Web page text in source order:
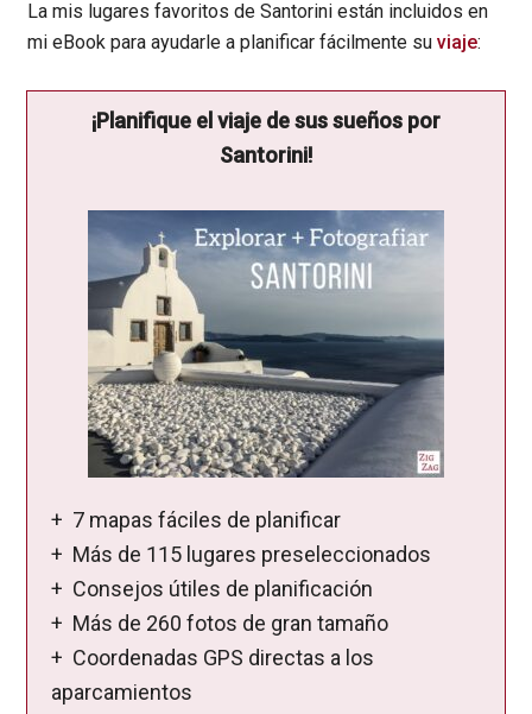
La mis lugares favoritos de Santorini están incluidos en
mi eBook para ayudarle a planificar fácilmente suviaje:
¡Planifique el viaje de sus sueños por
Santorini!
+ 7 mapas fáciles de planificar
+ Más de 115 lugares preseleccionados
+ Consejos útiles de planificación
+ Más de 260 fotos de gran tamaño
+ Coordenadas GPS directas a los
aparcamientos